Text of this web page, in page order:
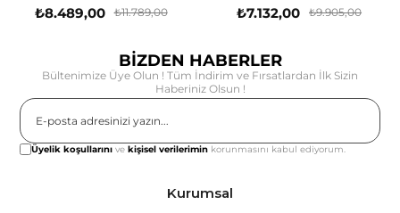
₺8.489,00 ₺11.789,00 ₺7.132,00 ₺9.905,00
BİZDEN HABERLER
Bültenimize Üye Olun ! Tüm İndirim ve Fırsatlardan İlk Sizin
Haberiniz Olsun !
Üyelik koşullarını vekişisel verilerimin korunmasını kabul ediyorum.
Kurumsal